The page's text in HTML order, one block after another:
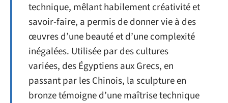
technique, mêlant habilement créativité et
savoir-faire, a permis de donner vie à des
œuvres d’une beauté et d’une complexité
inégalées. Utilisée par des cultures
variées, des Égyptiens aux Grecs, en
passant par les Chinois, la sculpture en
bronze témoigne d’une maîtrise technique